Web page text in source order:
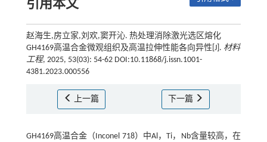
引用本文
赵海生,房立家,刘欢,窦开沁. 热处理消除激光选区熔化
GH4169高温合金微观组织及高温拉伸性能各向异性[J]. 材料
工程, 2025, 53(03): 54-62 DOI:10.11868/j.issn.1001-
4381.2023.000556
上一篇 下一篇
GH4169高温合金（Inconel 718）中Al，Ti，Nb含量较高，在